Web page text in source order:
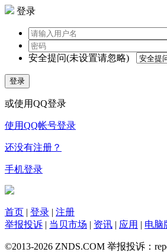
登录
安全提问(未设置请忽略)
登录
或使用QQ登录
使用QQ帐号登录
还没有注册？
手机登录
首页 | 登录 | 注册
举报投诉 | 当贝市场 | 资讯 | 应用 | 电脑
©2013-2026 ZNDS.COM 举报投诉：